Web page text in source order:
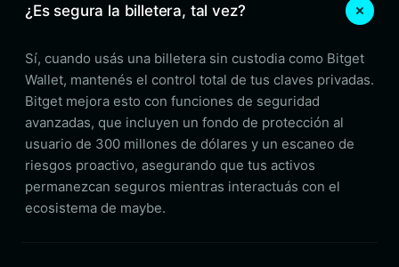
¿Es segura la billetera, tal vez?
Sí, cuando usás una billetera sin custodia como Bitget
Wallet, mantenés el control total de tus claves privadas.
Bitget mejora esto con funciones de seguridad
avanzadas, que incluyen un fondo de protección al
usuario de 300 millones de dólares y un escaneo de
riesgos proactivo, asegurando que tus activos
permanezcan seguros mientras interactuás con el
ecosistema de maybe.